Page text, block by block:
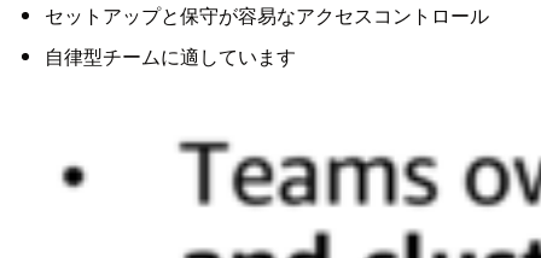
セットアップと保守が容易なアクセスコントロール
自律型チームに適しています